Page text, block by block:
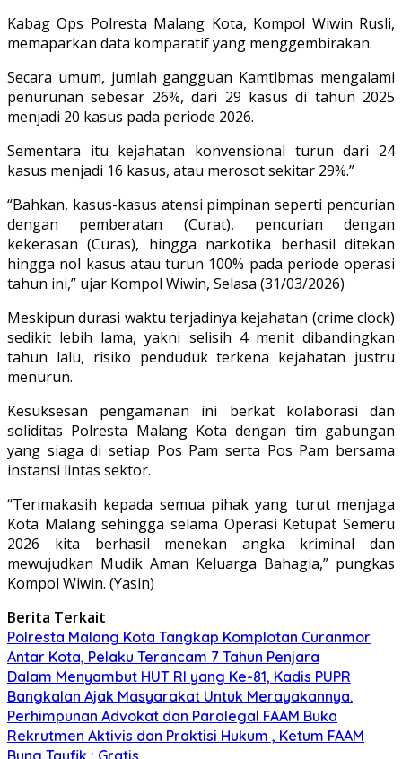
Kabag Ops Polresta Malang Kota, Kompol Wiwin Rusli,
memaparkan data komparatif yang menggembirakan.
Secara umum, jumlah gangguan Kamtibmas mengalami
penurunan sebesar 26%, dari 29 kasus di tahun 2025
menjadi 20 kasus pada periode 2026.
Sementara itu kejahatan konvensional turun dari 24
kasus menjadi 16 kasus, atau merosot sekitar 29%.”
“Bahkan, kasus-kasus atensi pimpinan seperti pencurian
dengan pemberatan (Curat), pencurian dengan
kekerasan (Curas), hingga narkotika berhasil ditekan
hingga nol kasus atau turun 100% pada periode operasi
tahun ini,” ujar Kompol Wiwin, Selasa (31/03/2026)
Meskipun durasi waktu terjadinya kejahatan (crime clock)
sedikit lebih lama, yakni selisih 4 menit dibandingkan
tahun lalu, risiko penduduk terkena kejahatan justru
menurun.
Kesuksesan pengamanan ini berkat kolaborasi dan
soliditas Polresta Malang Kota dengan tim gabungan
yang siaga di setiap Pos Pam serta Pos Pam bersama
instansi lintas sektor.
“Terimakasih kepada semua pihak yang turut menjaga
Kota Malang sehingga selama Operasi Ketupat Semeru
2026 kita berhasil menekan angka kriminal dan
mewujudkan Mudik Aman Keluarga Bahagia,” pungkas
Kompol Wiwin. (Yasin)
Berita Terkait
Polresta Malang Kota Tangkap Komplotan Curanmor
Antar Kota, Pelaku Terancam 7 Tahun Penjara
Dalam Menyambut HUT RI yang Ke-81, Kadis PUPR
Bangkalan Ajak Masyarakat Untuk Merayakannya.
Perhimpunan Advokat dan Paralegal FAAM Buka
Rekrutmen Aktivis dan Praktisi Hukum , Ketum FAAM
Bung Taufik : Gratis…